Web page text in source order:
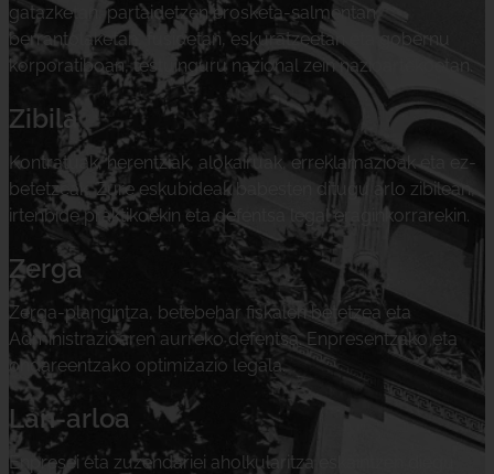
gatazketan, partaidetzen erosketa-salmentan,
berrantolaketan, fusioetan, eskuratzeetan eta gobernu
korporatiboan, testuinguru nazional zein nazioartekoetan.
Zibila
Kontratuak, herentziak, alokairuak, erreklamazioak eta ez-
betetzeak. Zure eskubideak babesten ditugu arlo zibilean,
irtenbide praktikoekin eta defentsa legal eraginkorrarekin.
Zerga
Zerga-plangintza, betebehar fiskalen betetzea eta
Administrazioaren aurreko defentsa. Enpresentzako eta
ondareentzako optimizazio legala.
Lan-arloa
Enpresei eta zuzendariei aholkularitza eskaintzen diegu